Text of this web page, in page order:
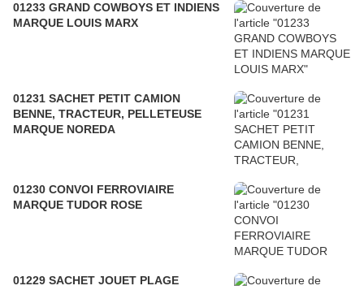
01233 GRAND COWBOYS ET INDIENS
MARQUE LOUIS MARX
01231 SACHET PETIT CAMION
BENNE, TRACTEUR, PELLETEUSE
MARQUE NOREDA
01230 CONVOI FERROVIAIRE
MARQUE TUDOR ROSE
01229 SACHET JOUET PLAGE